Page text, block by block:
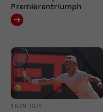
Premierentriumph
18.09.2025